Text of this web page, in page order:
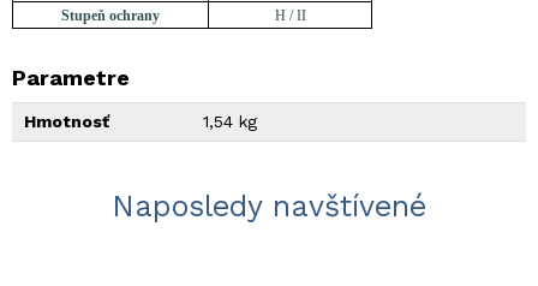
Parametre
Hmotnosť 1,54 kg
Stupeň ochrany
H / II
Naposledy navštívené